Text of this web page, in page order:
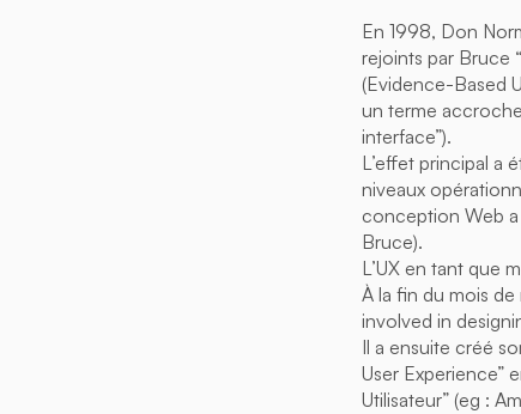
En 1998, Don
rejoints par Bruce
(Evidence-Based
un terme
interface”).
L’effet principal a
niveaux
conception Web a
Bruce).
L’UX en tant que
À la fin du mois
involved in
Il a ensuite créé
User Experience”
Utilisateur” (eg :